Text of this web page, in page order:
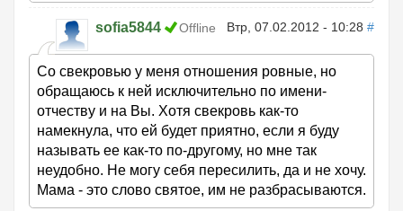
sofia5844 Offline Втр, 07.02.2012 - 10:28 #
Со свекровью у меня отношения ровные, но
обращаюсь к ней исключительно по имени-
отчеству и на Вы. Хотя свекровь как-то
намекнула, что ей будет приятно, если я буду
называть ее как-то по-другому, но мне так
неудобно. Не могу себя пересилить, да и не хочу.
Мама - это слово святое, им не разбрасываются.